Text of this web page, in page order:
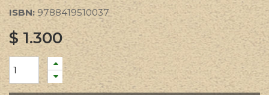
ISBN: 9788419510037
$1.300